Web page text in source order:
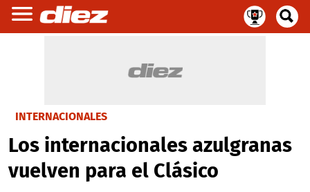
INTERNACIONALES
Los internacionales azulgranas
vuelven para el Clásico